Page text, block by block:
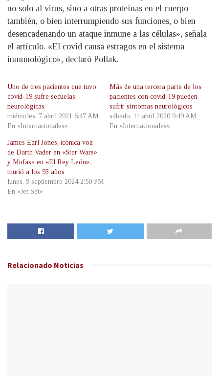
no solo al virus, sino a otras proteínas en el cuerpo
también, o bien interrumpiendo sus funciones, o bien
desencadenando un ataque inmune a las células», señala
el artículo. «El covid causa estragos en el sistema
inmunológico», declaró Pollak.
Uno de tres pacientes que tuvo
covid-19 sufre secuelas
neurológicas
miércoles, 7 abril 2021 6:47 AM
En «Internacionales»
Más de una tercera parte de los
pacientes con covid-19 pueden
sufrir síntomas neurológicos
sábado, 11 abril 2020 9:49 AM
En «Internacionales»
James Earl Jones, icónica voz
de Darth Vader en «Star Wars»
y Mufasa en «El Rey León»,
murió a los 93 años
lunes, 9 septiembre 2024 2:50 PM
En «Jet Set»
Relacionado Noticias